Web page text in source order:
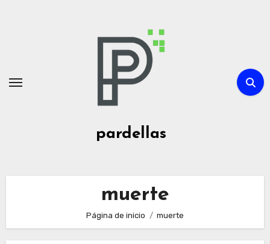
pardellas
muerte
Página de inicio muerte